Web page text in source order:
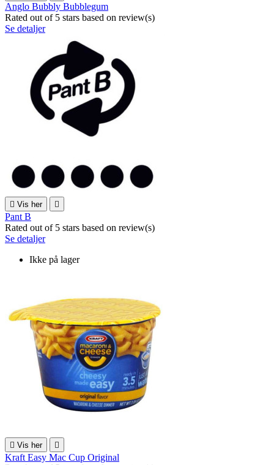
Anglo Bubbly Bubblegum
Rated out of 5 stars based on review(s)
Se detaljer
 Vis her 
Pant B
Rated out of 5 stars based on review(s)
Se detaljer
Ikke på lager
 Vis her 
Kraft Easy Mac Cup Original